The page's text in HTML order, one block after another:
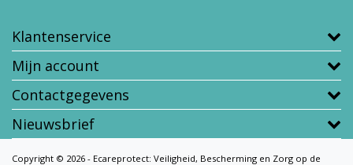
Klantenservice
Mijn account
Contactgegevens
Nieuwsbrief
Copyright © 2026 - Ecareprotect: Veiligheid, Bescherming en Zorg op de